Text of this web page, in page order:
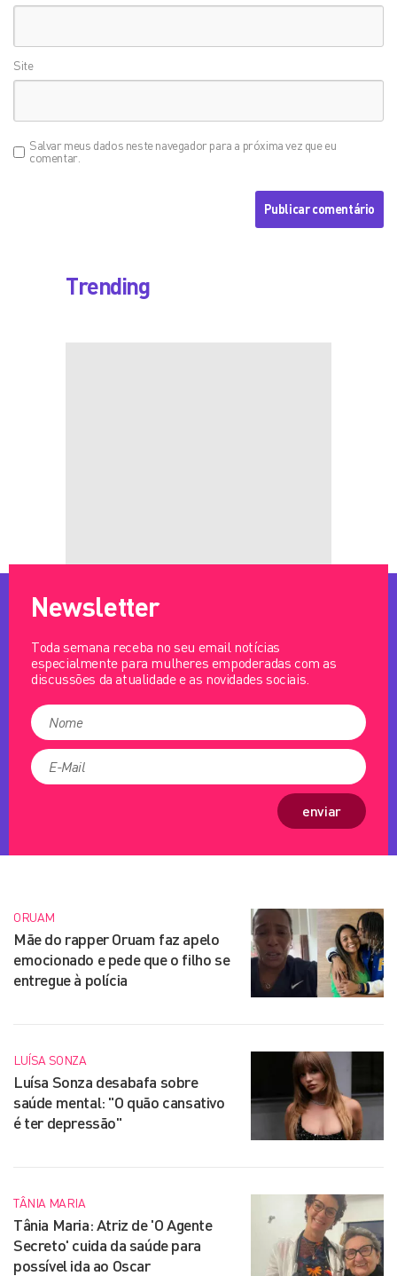
Site
Salvar meus dados neste navegador para a próxima vez que eu
comentar.
Trending
Newsletter
Toda semana receba no seu email notícias
especialmente para mulheres empoderadas com as
discussões da atualidade e as novidades sociais.
enviar
ORUAM
Mãe do rapper Oruam faz apelo
emocionado e pede que o filho se
entregue à polícia
LUÍSA SONZA
Luísa Sonza desabafa sobre
saúde mental: "O quão cansativo
é ter depressão"
TÂNIA MARIA
Tânia Maria: Atriz de 'O Agente
Secreto' cuida da saúde para
possível ida ao Oscar